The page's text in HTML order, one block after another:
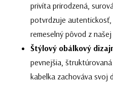
privíta prirodzená,
potvrdzuje
remeselný pôvod z našej
Štýlový obálkový
pevnejšia,
kabelka zachováva svoj